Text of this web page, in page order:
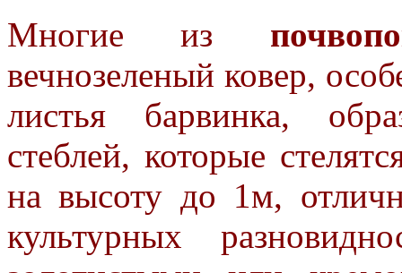
Многие из
вечнозеленый ковер,
листья барвинка,
стеблей, которые
на высоту до 1м,
культурных